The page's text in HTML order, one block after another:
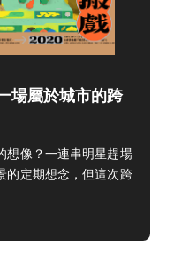
場屬於城市的跨
想像？一連串明星趕場
的定期想念，但這次跨